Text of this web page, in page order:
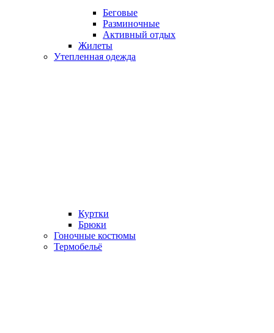
Беговые
Разминочные
Активный отдых
Жилеты
Утепленная одежда
Куртки
Брюки
Гоночные костюмы
Термобельё